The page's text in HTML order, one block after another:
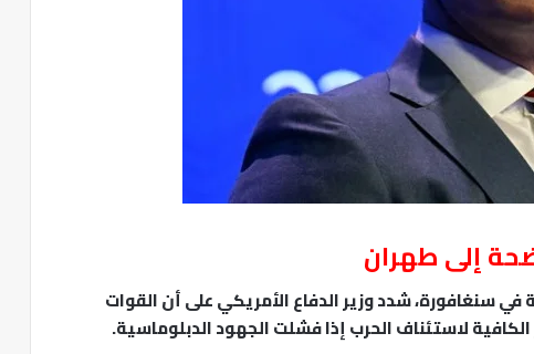
إلى طهران
سنغافورة، شدد وزير الدفاع الأمريكي على أن القوات
لاستئناف الحرب إذا فشلت الجهود الدبلوماسية.